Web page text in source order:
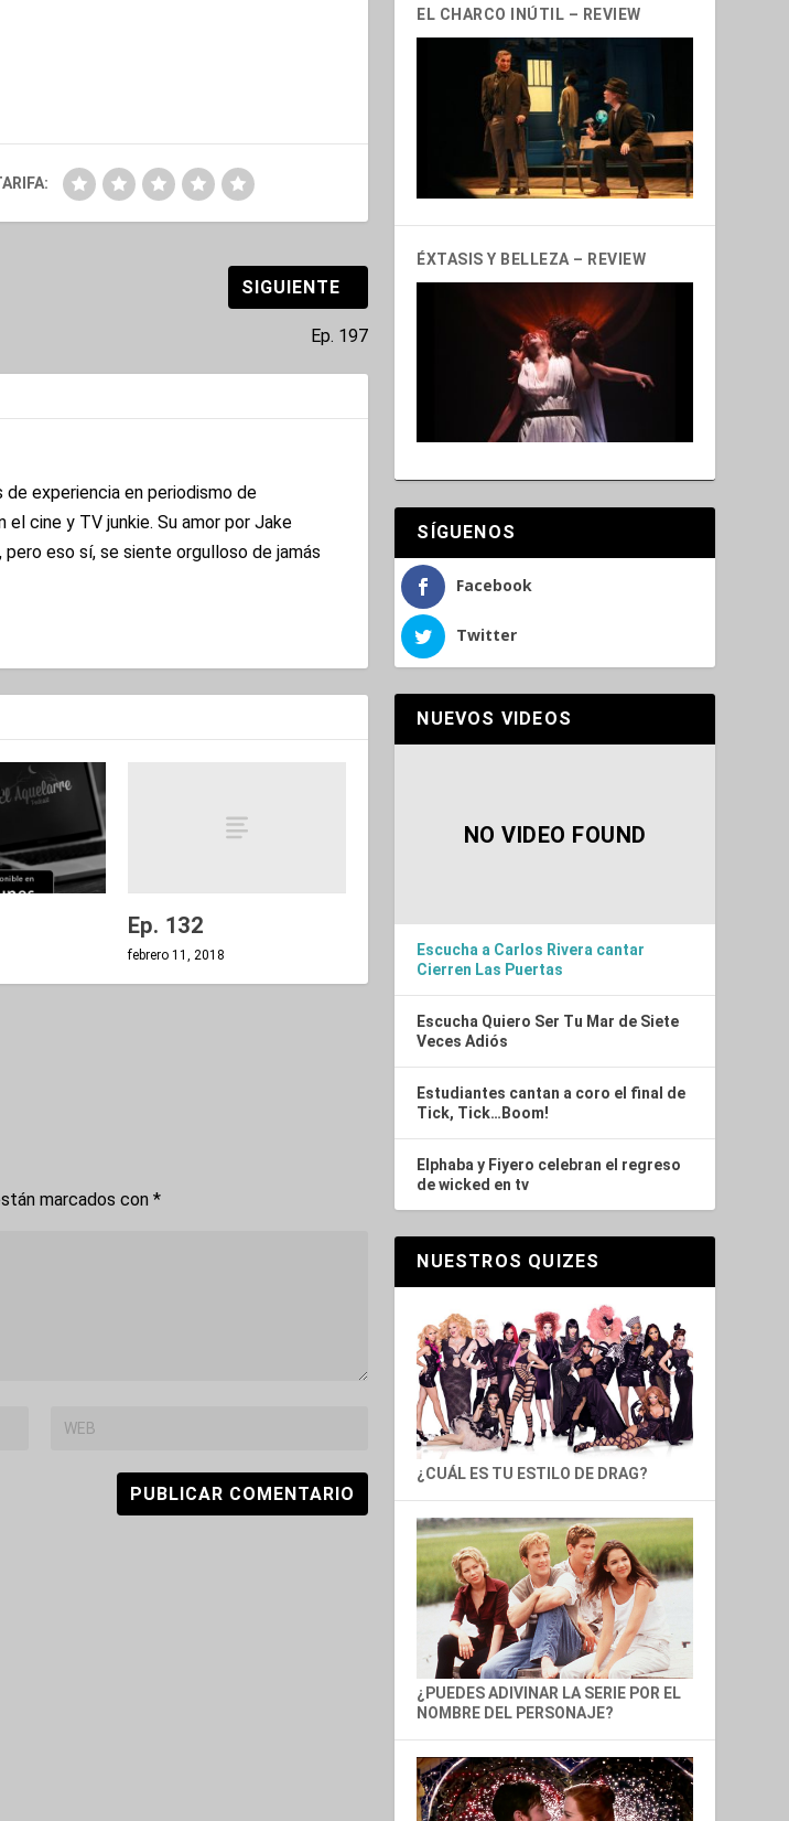
SIGUIENTE
Ep. 197
experiencia en periodismo de
cine y TV junkie. Su amor por Jake
eso sí, se siente orgulloso de jamás
Ep. 132
febrero 11, 2018
marcados con*
EL CHARCO INÚTIL – REVIEW
ÉXTASIS Y BELLEZA – REVIEW
SÍGUENOS
Facebook
Twitter
NUEVOS VIDEOS
NO VIDEO FOUND
Escucha a Carlos Rivera cantar
Cierren Las Puertas
Escucha Quiero Ser Tu Mar de Siete
Veces Adiós
Estudiantes cantan a coro el final de
Tick, Tick…Boom!
Elphaba y Fiyero celebran el regreso
de wicked en tv
NUESTROS QUIZES
¿CUÁL ES TU ESTILO DE DRAG?
¿PUEDES ADIVINAR LA SERIE POR EL
NOMBRE DEL PERSONAJE?